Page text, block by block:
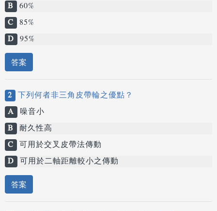
B 60%
C 85%
D 95%
答案
2 下列何者非三角皮帶輪之優點？
A 噪音小
B 耐久性高
C 可用於交叉皮帶法傳動
D 可用於二軸距離較小之傳動
答案